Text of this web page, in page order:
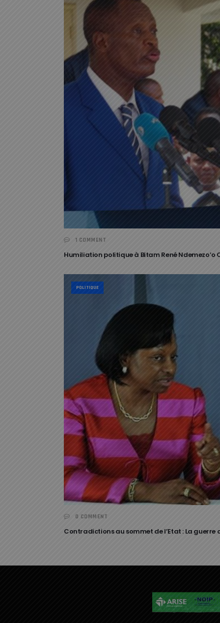
1 COMMENT
Humiliation politique à Bitam René
POLITIQUE
0 COMMENT
Contradictions au sommet de l’Etat : La